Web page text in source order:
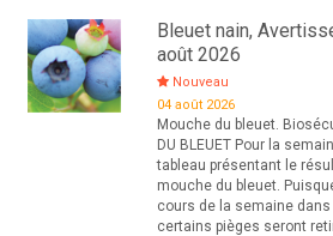
Bleuet nain,
août 2026
Nouveau
04 août 2026
Mouche du bleuet.
DU BLEUET Pour la
tableau présentant le
mouche du bleuet.
cours de la semaine
certains pièges seront